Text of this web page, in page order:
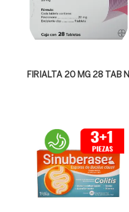
FIRIALTA 20 MG 28 TAB N